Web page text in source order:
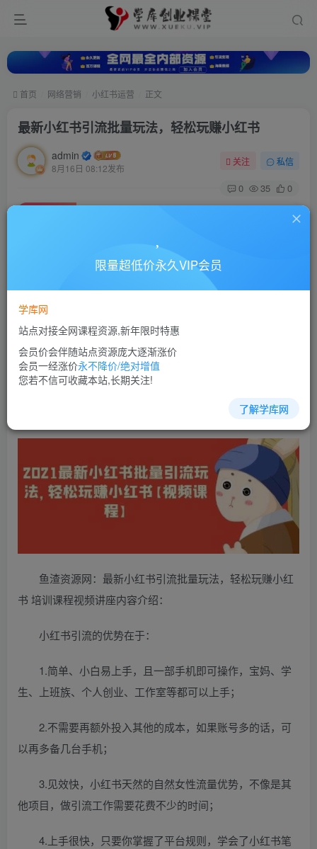
首页 网络营销 小红书运营 正文
最新小红书引流批量玩法，轻松玩赚小红书
admin
8月16日 08:12发布
关注 私信
0 35 0
此内容为付费资源，请付费后查看
10
立即购买
您当前未登录！建议登陆后购买，可保存购买订单
付费资源
鱼渣资源网：最新小红书引流批量玩法，轻松玩赚小红
书 培训课程视频讲座内容介绍：
小红书引流的优势在于：
1.简单、小白易上手，且一部手机即可操作，宝妈、学
生、上班族、个人创业、工作室等都可以上手；
2.不需要再额外投入其他的成本，如果账号多的话，可
以再多备几台手机；
3.见效快，小红书天然的自然女性流量优势，不像是其
他项目，做引流工作需要花费不少的时间；
4.上手很快，只要你掌握了平台规则，学会了小红书笔
限量超低价永久VIP会员
学库网
站点对接全网课程资源,新年限时特惠
会员价会伴随站点资源庞大逐渐涨价
会员一经涨价永不降价/绝对增值
您若不信可收藏本站,长期关注!
了解学库网